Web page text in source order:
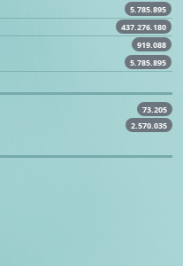
5.785.895
437.276.180
919.088
5.785.895
73.205
2.570.035